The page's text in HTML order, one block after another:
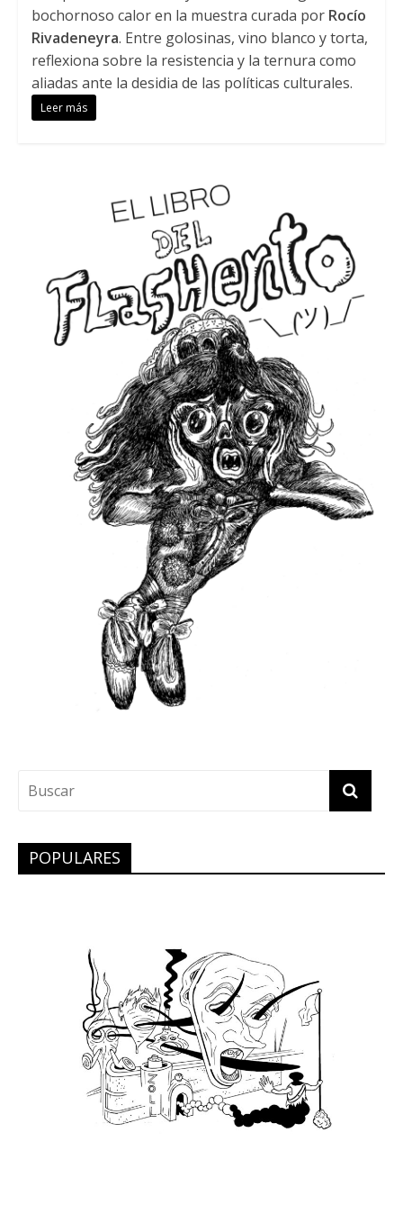
bochornoso calor en la muestra curada por Rocío
Rivadeneyra. Entre golosinas, vino blanco y torta,
reflexiona sobre la resistencia y la ternura como
aliadas ante la desidia de las políticas culturales.
Leer más
POPULARES